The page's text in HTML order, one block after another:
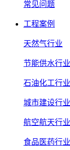
常见问题
工程案例
天然气行业
节能供水行业
石油化工行业
城市建设行业
航空航天行业
食品医药行业